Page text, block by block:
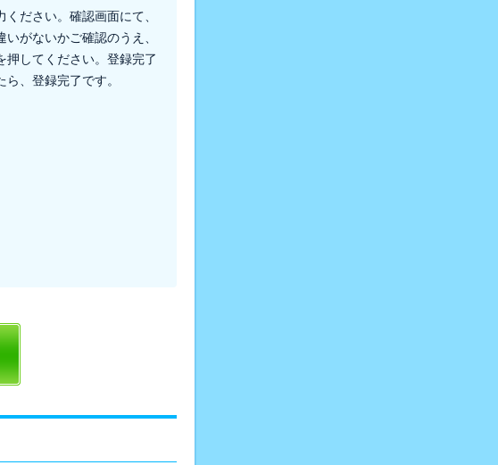
ださい。確認画面にて、
がないかご確認のうえ、
押してください。登録完了
、登録完了です。